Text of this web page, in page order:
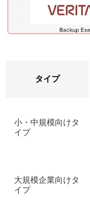
タイプ
小・中規模向けタ
イプ
大規模企業向けタ
イプ